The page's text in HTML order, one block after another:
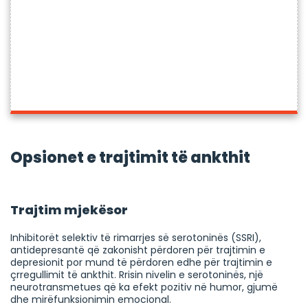
Opsionet e trajtimit të ankthit
Trajtim mjekësor
Inhibitorët selektiv të rimarrjes së serotoninës (SSRI),
antidepresantë që zakonisht përdoren për trajtimin e
depresionit por mund të përdoren edhe për trajtimin e
çrregullimit të ankthit. Rrisin nivelin e serotoninës, një
neurotransmetues që ka efekt pozitiv në humor, gjumë
dhe mirëfunksionimin emocional.